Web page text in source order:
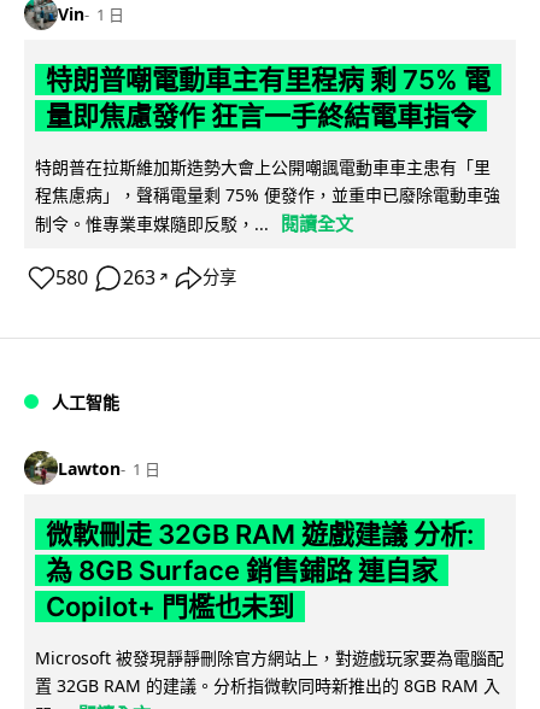
Vin 1 日
特朗普嘲電動車主有里程病 剩 75% 電
量即焦慮發作 狂言一手終結電車指令
特朗普在拉斯維加斯造勢大會上公開嘲諷電動車車主患有「里
程焦慮病」，聲稱電量剩 75% 便發作，並重申已廢除電動車強
制令。惟專業車媒隨即反駁，...
閱讀全文
580 263 ↗ 分享
人工智能
Lawton 1 日
微軟刪走 32GB RAM 遊戲建議 分析:
為 8GB Surface 銷售鋪路 連自家
Copilot+ 門檻也未到
Microsoft 被發現靜靜刪除官方網站上，對遊戲玩家要為電腦配
置 32GB RAM 的建議。分析指微軟同時新推出的 8GB RAM 入